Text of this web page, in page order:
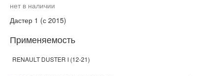
нет в наличии
Дастер 1 (с 2015)
Применяемость
RENAULT DUSTER I (12-21)